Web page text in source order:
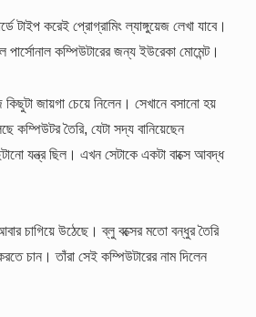
টাইপ করেই প্রোগ্রামিং ল্যাঙ্গুয়েজ লেখা যাবে।
পার্সোনাল কম্পিউটারের জন্য ইউরেকা মোমেন্ট।
কিছুটা জায়গা চেয়ে নিলেন। সেখানে বসানো হয়
কম্পিউটর তৈরি, যেটা সদ্য বানিয়েছেন
যন্ত্র ছিল। এখন সেটাকে একটা বাক্সে আবদ্ধ
চাগিয়ে উঠেছে। ব্লু বক্সের মতো বন্ধুর তৈরি
চান। তাঁরা সেই কম্পিউটারের নাম দিলেন